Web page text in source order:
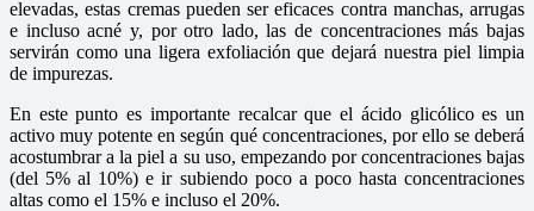
elevadas, estas cremas pueden ser eficaces contra manchas, arrugas
e incluso acné y, por otro lado, las de concentraciones más bajas
servirán como una ligera exfoliación que dejará nuestra piel limpia
de impurezas.
En este punto es importante recalcar que el ácido glicólico es un
activo muy potente en según qué concentraciones, por ello se deberá
acostumbrar a la piel a su uso, empezando por concentraciones bajas
(del 5% al 10%) e ir subiendo poco a poco hasta concentraciones
altas como el 15% e incluso el 20%.